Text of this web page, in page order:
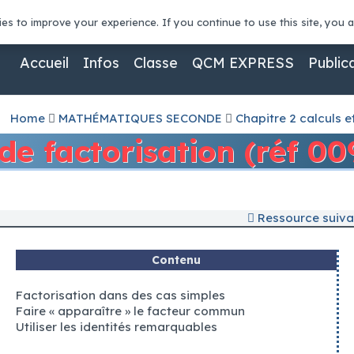
machines à sous ont continué d'évoluer, les progrès
chanceux qui ont touché le pot progressif sur cette
donc certainement quelques tours.
situe sur le spectre de la volatilité moyenne.
intrigante à 5 rouleaux et 3 rangées d'EGT.
debout et avez regardé une table de craps en direct.
Accueil Infos Classe QCM EXPRESS
Home MATHÉMATIQUES SECONDE Chapitre 2 calculs
factorisation (réf
Ressource
Contenu
Factorisation dans des cas simples
Faire « apparaître » le facteur commun
Utiliser les identités remarquables
to improve your experience. If you continue to use this site, you